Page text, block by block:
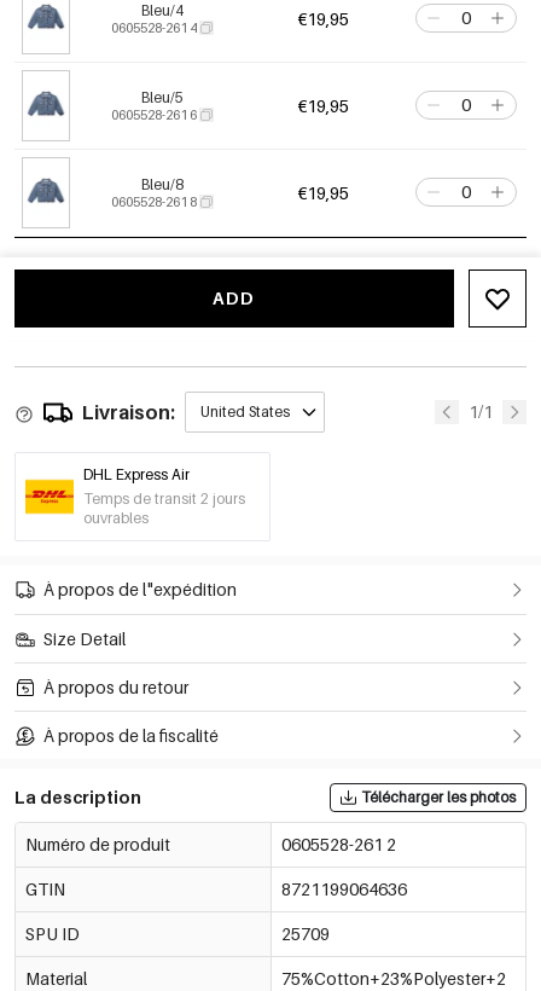
Bleu/4
0605528-261 4 €19,95
Bleu/5
0605528-261 6 €19,95
Bleu/8
0605528-261 8 €19,95
ADD
Livraison: United States 1/1
DHL Express Air
Temps de transit 2 jours
ouvrables
À propos de l"expédition
Size Detail
À propos du retour
À propos de la fiscalité
La description Télécharger les photos
Numéro de produit 0605528-261 2
GTIN 8721199064636
SPU ID 25709
Material
75%Cotton+23%Polyester+2